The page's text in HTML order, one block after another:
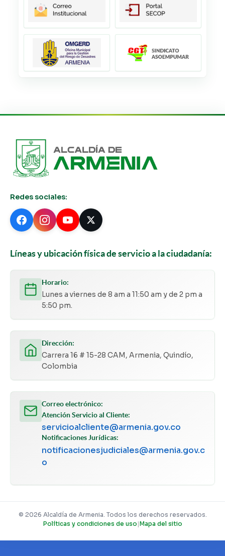
Redes sociales:
Líneas y ubicación física de servicio a la ciudadanía:
Horario:
Lunes a viernes de 8 am a 11:50 am y de 2 pm a
5:50 pm.
Dirección:
Carrera 16 # 15-28 CAM, Armenia, Quindío,
Colombia
Correo electrónico:
Atención Servicio al Cliente:
servicioalcliente@armenia.gov.co
Notificaciones Jurídicas:
notificacionesjudiciales@armenia.gov.c
o
© 2026 Alcaldía de Armenia. Todos los derechos reservados.
Políticas y condiciones de uso |Mapa del sitio